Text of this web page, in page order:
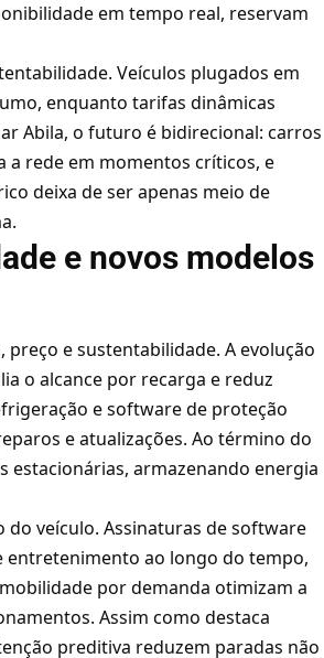
em tempo real, reservam
Veículos plugados em
enquanto tarifas dinâmicas
Abila, o futuro é bidirecional: carros
a rede em momentos críticos, e
deixa de ser apenas meio de
e novos modelos
e sustentabilidade. A evolução
o alcance por recarga e reduz
e software de proteção
e atualizações. Ao término do
estacionárias, armazenando energia
veículo. Assinaturas de software
entretenimento ao longo do tempo,
por demanda otimizam a
Assim como destaca
preditiva reduzem paradas não